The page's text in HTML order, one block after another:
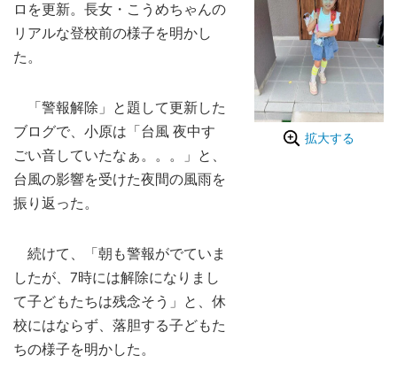
拡大する
ロを更新。長女・こうめちゃんの
リアルな登校前の様子を明かし
た。
「警報解除」と題して更新した
ブログで、小原は「台風 夜中す
ごい音していたなぁ。。。」と、
台風の影響を受けた夜間の風雨を
振り返った。
続けて、「朝も警報がでていま
したが、7時には解除になりまし
て子どもたちは残念そう」と、休
校にはならず、落胆する子どもた
ちの様子を明かした。